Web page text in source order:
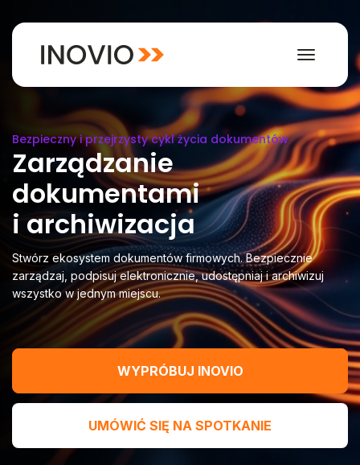
Toggle
Bezpieczny i przejrzysty cykl życia dokumentów
Zarządzanie
dokumentami
i archiwizacja
Stwórz ekosystem dokumentów firmowych. Bezpiecznie
zarządzaj, podpisuj elektronicznie, udostępniaj i archiwizuj
wszystko w jednym miejscu.
WYPRÓBUJ INOVIO
UMÓWIĆ SIĘ NA SPOTKANIE